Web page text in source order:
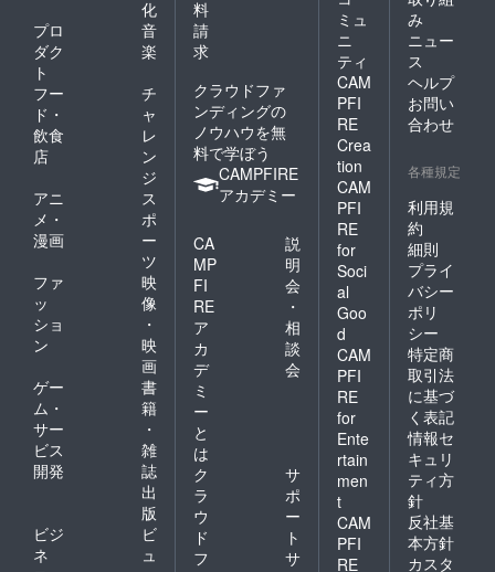
化
プロ
ダク
ト
音
楽
フー
ド・
飲食
店
チ
ャ
レ
ン
ジ
アニ
メ・
漫画
ス
ポ
ー
ツ
ファ
ッ
ショ
ン
映
像
・
映
画
ゲー
ム・
サー
ビス
開発
書
籍
・
雑
誌
出
版
ビジ
ネ
ビ
ュ
料
請
求
クラウドファ
ンディングの
ノウハウを無
料で学ぼう
CAMPFIRE
アカデミー
CA
MP
FI
RE
ア
カ
デ
ミ
ー
と
は
説
明
会
・
相
談
会
ク
ラ
ウ
ド
フ
サ
ポ
ー
ト
サ
ミュ
ニ
ティ
CAM
PFI
RE
Crea
tion
CAM
PFI
RE
for
Soci
al
Goo
d
CAM
PFI
RE
for
Ente
rtain
men
t
CAM
PFI
RE
み
ニュー
ス
ヘルプ
お問い
合わせ
各種規定
利用規
約
細則
プライ
バシー
ポリ
シー
特定商
取引法
に基づ
く表記
情報セ
キュリ
ティ方
針
反社基
本方針
カスタ